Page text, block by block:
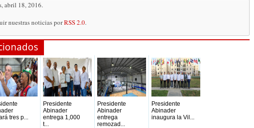
abril 18, 2016.
nuestras noticias porRSS 2.0.
tres p...
Presidente
Abinader
entrega 1,000
t...
Presidente
Abinader
entrega
remozad...
Presidente
Abinader
inaugura la Vil...